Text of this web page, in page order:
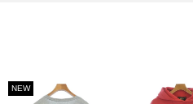
NEW